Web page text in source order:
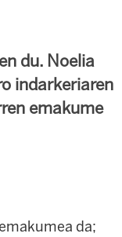
du. Noelia
indarkeriaren
emakume
da;